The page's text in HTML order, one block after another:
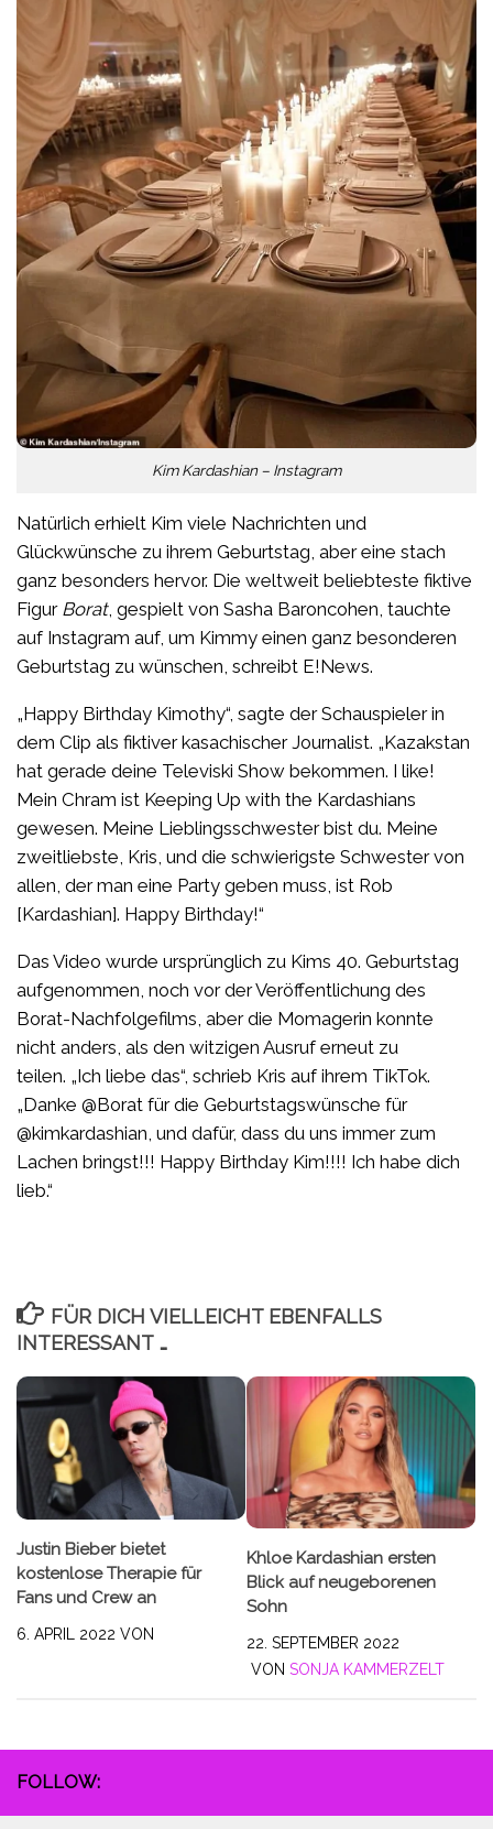
Kim Kardashian – Instagram
Natürlich erhielt Kim viele Nachrichten und
Glückwünsche zu ihrem Geburtstag, aber eine stach
ganz besonders hervor. Die weltweit beliebteste fiktive
Figur Borat, gespielt von Sasha Baroncohen, tauchte
auf Instagram auf, um Kimmy einen ganz besonderen
Geburtstag zu wünschen, schreibt E!News.
„Happy Birthday Kimothy“, sagte der Schauspieler in
dem Clip als fiktiver kasachischer Journalist. „Kazakstan
hat gerade deine Televiski Show bekommen. I like!
Mein Chram ist Keeping Up with the Kardashians
gewesen. Meine Lieblingsschwester bist du. Meine
zweitliebste, Kris, und die schwierigste Schwester von
allen, der man eine Party geben muss, ist Rob
[Kardashian]. Happy Birthday!“
Das Video wurde ursprünglich zu Kims 40. Geburtstag
aufgenommen, noch vor der Veröffentlichung des
Borat-Nachfolgefilms, aber die Momagerin konnte
nicht anders, als den witzigen Ausruf erneut zu
teilen. „Ich liebe das“, schrieb Kris auf ihrem TikTok.
„Danke @Borat für die Geburtstagswünsche für
@kimkardashian, und dafür, dass du uns immer zum
Lachen bringst!!! Happy Birthday Kim!!!! Ich habe dich
lieb.“
FÜR DICH VIELLEICHT EBENFALLS
INTERESSANT …
Justin Bieber bietet
kostenlose Therapie für
Fans und Crew an
6. APRIL 2022 VON
Khloe Kardashian ersten
Blick auf neugeborenen
Sohn
22. SEPTEMBER 2022
VON SONJA KAMMERZELT
FOLLOW: